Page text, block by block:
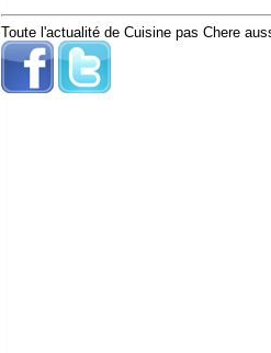
Toute l'actualité de Cuisine pas Chere